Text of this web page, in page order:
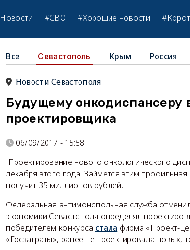
Новости #СВО #Хорошие новости
Все Севастополь Крым Россия
Новости Севастополя
Будущему онкодиспансеру
проектировщика
06/09/2017 - 15:58
Проектирование нового онкологического
декабря этого года. Займётся этим
получит 35 миллионов рублей.
Федеральная антимонопольная служба
экономики Севастополя определял
победителем конкурса стала фирма «Проект-
«Госзатраты», ранее не проектировала новых,